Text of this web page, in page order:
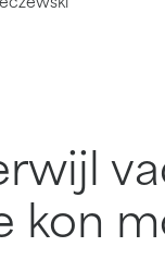
kon